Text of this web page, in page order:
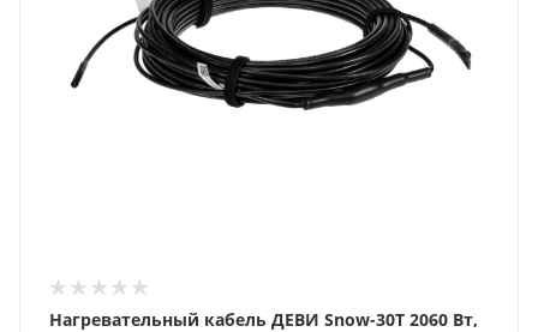
Нагревательный кабель ДЕВИ Snow-30T 2060 Вт,